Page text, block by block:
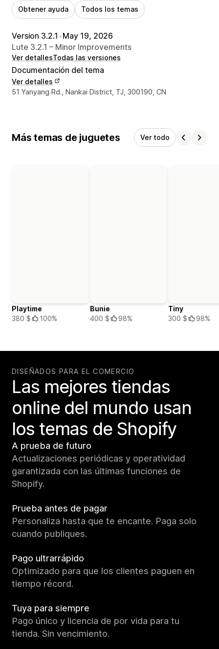
Obtener ayuda Todos los temas
Version 3.2.1 •May 19, 2026
Lute 3.2.1 – Minor Improvements
Ver detallesTodas las versiones
Documentación del tema
Ver detalles
Detalles de contacto del diseñador
51 Yanyang Rd., Nankai District, TJ, 300190, CN
Más temas de juguetes Ver todo
Playtime
380 $
100%
Bunie
400 $
98%
Tiny
300 $
98%
DISEÑADOS PARA EL COMERCIO
Las mejores tiendas
online del mundo usan
los temas de Shopify
A prueba de futuro
Actualizaciones periódicas y operatividad
garantizada con las últimas funciones de
Shopify.
Prueba antes de pagar
Personaliza hasta que te encante. Paga solo
cuando publiques.
Pago ultrarrápido
Optimizado para que los clientes paguen en
tiempo récord.
Tuya para siempre
Pago único y licencia de por vida para tu
tienda. Sin vencimiento.